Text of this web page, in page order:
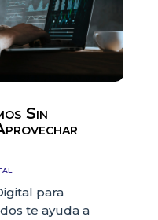
Sin
para
te ayuda a